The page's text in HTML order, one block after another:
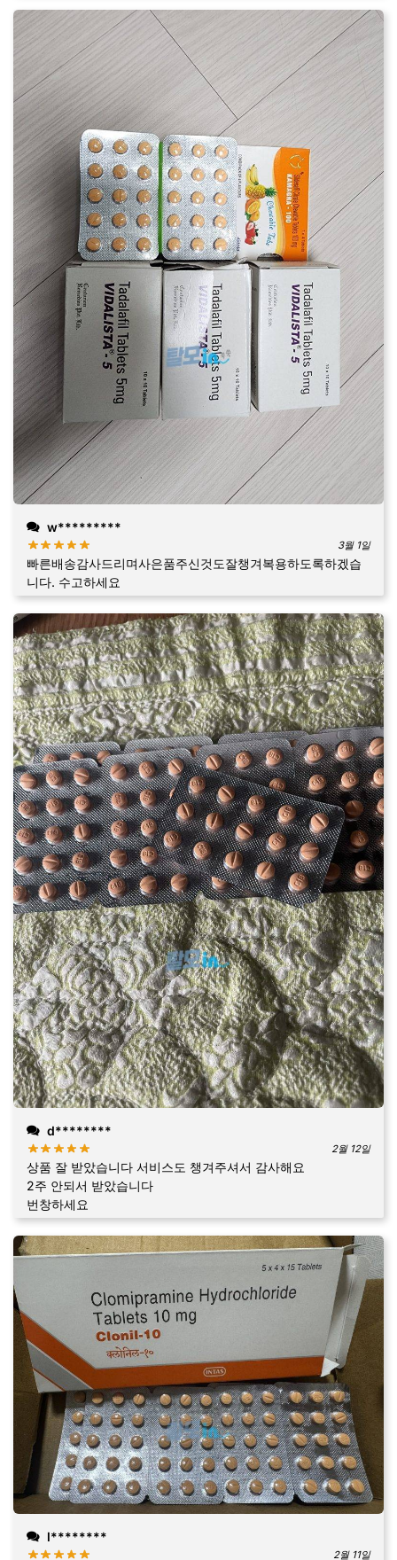
w*********
3월 1일
빠른배송감사드리며사은품주신것도잘챙겨복용하도록하겠습
니다. 수고하세요
d********
2월 12일
상품 잘 받았습니다 서비스도 챙겨주셔서 감사해요
2주 안되서 받았습니다
번창하세요
l********
2월 11일